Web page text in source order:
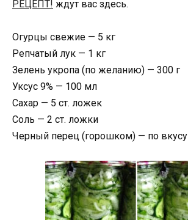
РЕЦЕПТ! ждут вас здесь.
Огурцы свежие — 5 кг
Репчатый лук — 1 кг
Зелень укропа (по желанию) — 300 г
Уксус 9% — 100 мл
Сахар — 5 ст. ложек
Соль — 2 ст. ложки
Черный перец (горошком) — по вкусу